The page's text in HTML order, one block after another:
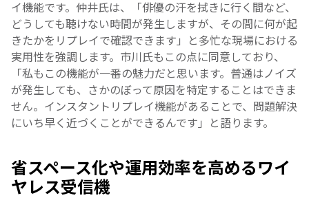
イ機能です。仲井氏は、「俳優の汗を拭きに行く間など、
どうしても聴けない時間が発生しますが、その間に何が起
きたかをリプレイで確認できます」と多忙な現場における
実用性を強調します。市川氏もこの点に同意しており、
「私もこの機能が一番の魅力だと思います。普通はノイズ
が発生しても、さかのぼって原因を特定することはできま
せん。インスタントリプレイ機能があることで、問題解決
にいち早く近づくことができるんです」と語ります。
省スペース化や運用効率を高めるワイ
ヤレス受信機